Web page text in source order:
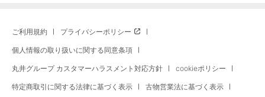
ご利用規約 プライバシーポリシー
個人情報の取り扱いに関する同意条項
丸井グループ カスタマーハラスメント対応方針 cookieポリシー
特定商取引に関する法律に基づく表示 古物営業法に基づく表示